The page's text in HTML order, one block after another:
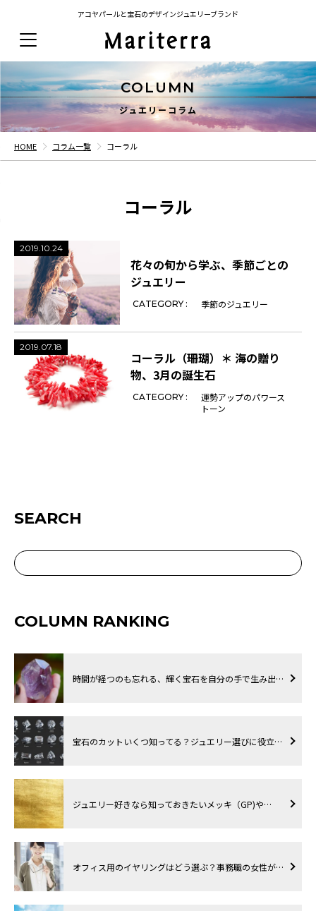
アコヤパールと宝石のデザインジュエリーブランド
COLUMN
ジュエリーコラム
HOME コラム一覧 コーラル
コーラル
2019.10.24
花々の旬から学ぶ、季節ごとの
ジュエリー
CATEGORY : 季節のジュエリー
2019.07.18
コーラル（珊瑚）＊ 海の贈り
物、3月の誕生石
CATEGORY :
運勢アップのパワース
トーン
SEARCH
COLUMN RANKING
時間が経つのも忘れる、輝く宝石を自分の手で生み出…
宝石のカットいくつ知ってる？ジュエリー選びに役立…
ジュエリー好きなら知っておきたいメッキ（GP)や…
オフィス用のイヤリングはどう選ぶ？事務職の女性が…